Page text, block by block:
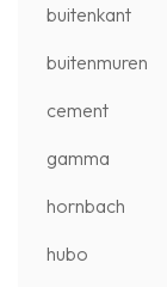
buitenkant
buitenmuren
cement
gamma
hornbach
hubo